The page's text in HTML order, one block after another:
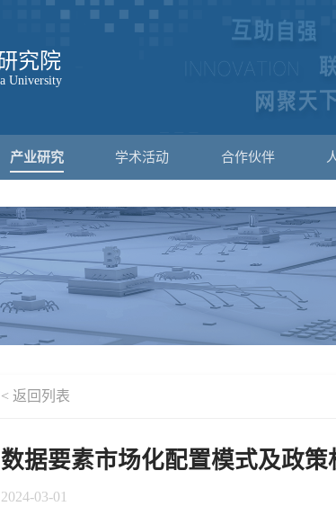
产业研究 学术活动 合作伙伴
< 返回列表
数据要素市场化配置模式及政策
2024-03-01